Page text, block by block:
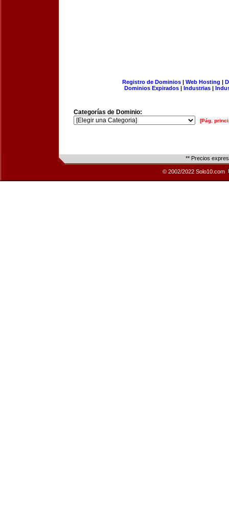
Registro de Dominios| Web Hosting |
Dominios Expirados | Industrias |
Categorías de Dominio:
[Pág.
** Precios
© 2002/2022 Solo10.com